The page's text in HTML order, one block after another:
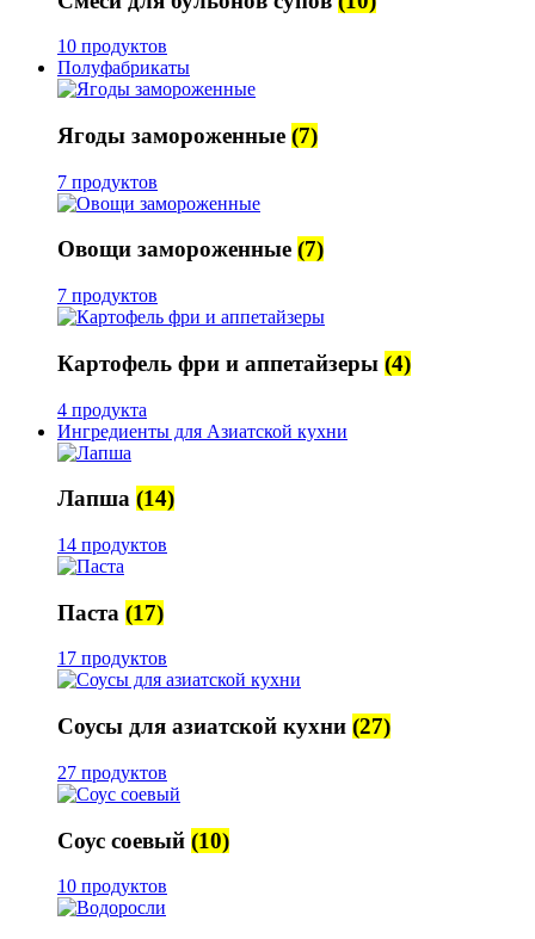
10 продуктов
Полуфабрикаты
Ягоды замороженные (7)
7 продуктов
Овощи замороженные (7)
7 продуктов
Картофель фри и аппетайзеры (4)
4 продукта
Ингредиенты для Азиатской кухни
Лапша (14)
14 продуктов
Паста (17)
17 продуктов
Соусы для азиатской кухни (27)
27 продуктов
Соус соевый (10)
10 продуктов